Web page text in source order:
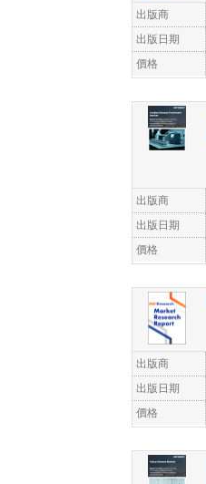
出版商
出版日期
價格
出版商
出版日期
價格
出版商
出版日期
價格